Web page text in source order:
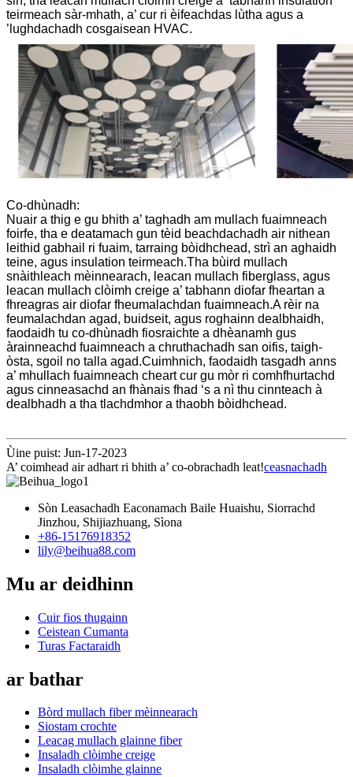
teirmeach sàr-mhath, a’ cur ri èifeachdas lùtha agus a
’lughdachadh cosgaisean HVAC.
Co-dhùnadh:
Nuair a thig e gu bhith a’ taghadh am mullach fuaimneach
foirfe, tha e deatamach gun tèid beachdachadh air nithean
leithid gabhail ri fuaim, tarraing bòidhchead, strì an aghaidh
teine, agus insulation teirmeach.Tha bùird mullach
snàithleach mèinnearach, leacan mullach fiberglass, agus
leacan mullach clòimh creige a’ tabhann diofar fheartan a
fhreagras air diofar fheumalachdan fuaimneach.A rèir na
feumalachdan agad, buidseit, agus roghainn dealbhaidh,
faodaidh tu co-dhùnadh fiosraichte a dhèanamh gus
àrainneachd fuaimneach a chruthachadh san oifis, taigh-
òsta, sgoil no talla agad.Cuimhnich, faodaidh tasgadh anns
a’ mhullach fuaimneach cheart cur gu mòr ri comhfhurtachd
agus cinneasachd an fhànais fhad ‘s a nì thu cinnteach à
dealbhadh a tha tlachdmhor a thaobh bòidhchead.
Ùine puist: Jun-17-2023
A’ coimhead air adhart ri bhith a’ co-obrachadh leat!ceasnachadh
Sòn Leasachadh Eaconamach Baile Huaishu, Siorrachd
Jinzhou, Shijiazhuang, Sìona
+86-15176918352
lily@beihua88.com
Mu ar deidhinn
Cuir fios thugainn
Ceistean Cumanta
Turas Factaraidh
ar bathar
Bòrd mullach fiber mèinnearach
Siostam crochte
Leacag mullach glainne fiber
Insaladh clòimhe creige
Insaladh clòimhe glainne